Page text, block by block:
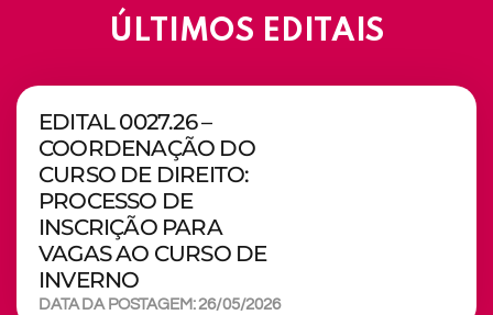
ÚLTIMOS EDITAIS
EDITAL 0027.26 –
COORDENAÇÃO DO
CURSO DE DIREITO:
PROCESSO DE
INSCRIÇÃO PARA
VAGAS AO CURSO DE
INVERNO
DATA DA POSTAGEM: 26/05/2026